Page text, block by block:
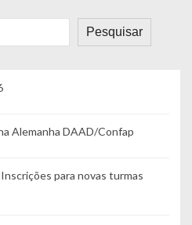
Pesquisar
Alemanha DAAD/Confap
para novas turmas